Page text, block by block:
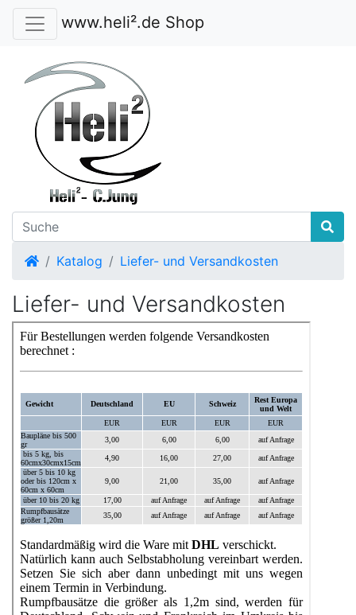
www.heli².de Shop
Startseite
Katalog Liefer- und Versandkosten
Liefer- und Versandkosten